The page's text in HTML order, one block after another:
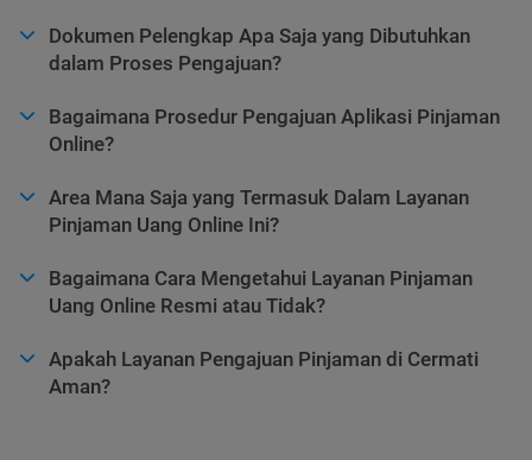
Dokumen Pelengkap Apa Saja yang Dibutuhkan
dalam Proses Pengajuan?
Bagaimana Prosedur Pengajuan Aplikasi Pinjaman
Online?
Area Mana Saja yang Termasuk Dalam Layanan
Pinjaman Uang Online Ini?
Bagaimana Cara Mengetahui Layanan Pinjaman
Uang Online Resmi atau Tidak?
Apakah Layanan Pengajuan Pinjaman di Cermati
Aman?